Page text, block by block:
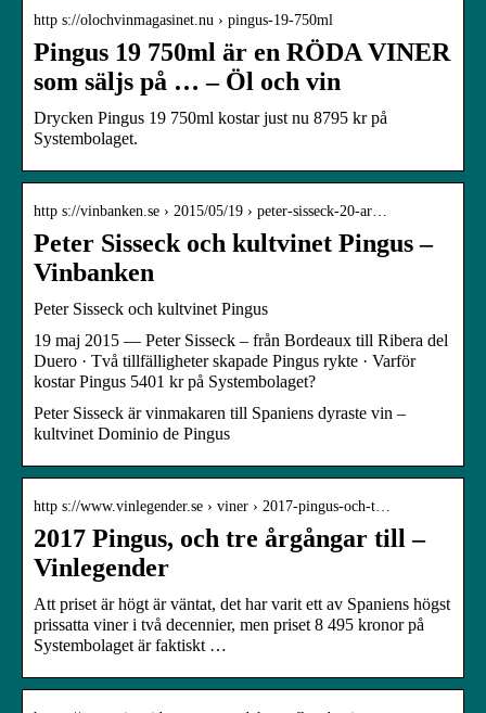
http s://olochvinmagasinet.nu › pingus-19-750ml
Pingus 19 750ml är en RÖDA VINER
som säljs på … – Öl och vin
Drycken Pingus 19 750ml kostar just nu 8795 kr på
Systembolaget.
http s://vinbanken.se › 2015/05/19 › peter-sisseck-20-ar…
Peter Sisseck och kultvinet Pingus –
Vinbanken
Peter Sisseck och kultvinet Pingus
19 maj 2015 — Peter Sisseck – från Bordeaux till Ribera del
Duero · Två tillfälligheter skapade Pingus rykte · Varför
kostar Pingus 5401 kr på Systembolaget?
Peter Sisseck är vinmakaren till Spaniens dyraste vin –
kultvinet Dominio de Pingus
http s://www.vinlegender.se › viner › 2017-pingus-och-t…
2017 Pingus, och tre årgångar till –
Vinlegender
Att priset är högt är väntat, det har varit ett av Spaniens högst
prissatta viner i två decennier, men priset 8 495 kronor på
Systembolaget är faktiskt …